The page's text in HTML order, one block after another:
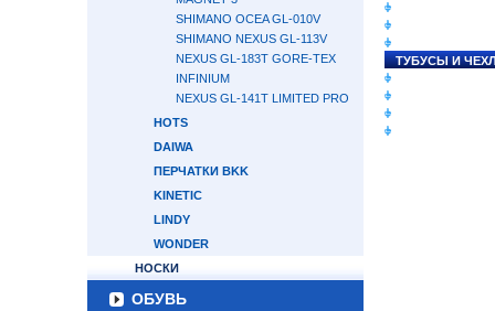
SHIMANO OCEA GL-010V
SHIMANO NEXUS GL-113V
NEXUS GL-183T GORE-TEX
INFINIUM
NEXUS GL-141T LIMITED PRO
HOTS
DAIWA
ПЕРЧАТКИ BKK
KINETIC
LINDY
WONDER
НОСКИ
ОБУВЬ
ТУБУСЫ И